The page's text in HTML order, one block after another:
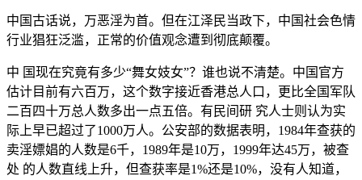
中国古话说，万恶淫为首。但在江泽民当政下，中国社会色情
行业猖狂泛滥，正常的价值观念遭到彻底颠覆。
中 国现在究竟有多少“舞女妓女”？谁也说不清楚。中国官方
估计目前有六百万，这个数字接近香港总人口，更比全国军队
二百四十万总人数多出一点五倍。有民间研 究人士则认为实
际上早已超过了1000万人。公安部的数据表明，1984年查获的
卖淫嫖娼的人数是6千，1989年是10万，1999年达45万，被查
处 的人数直线上升，但查获率是1%还是10%，没有人知道，